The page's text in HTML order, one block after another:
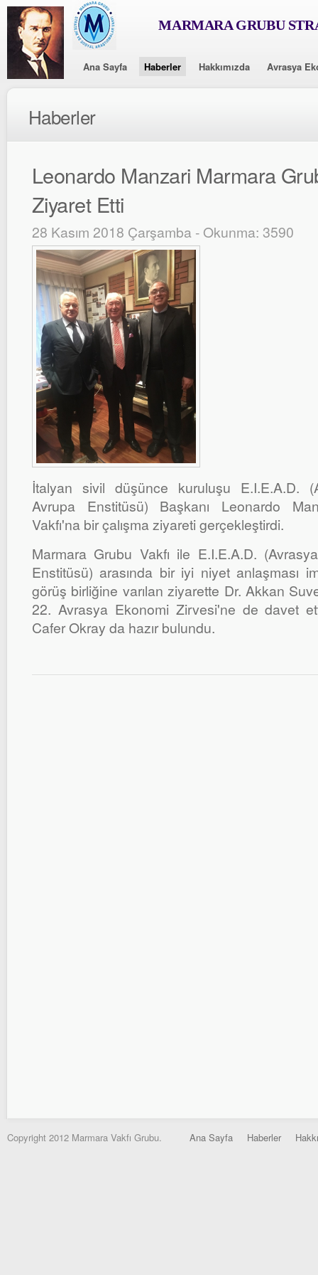
MARMARA GRUBU
Ana Sayfa Haberler Hakkımızda Avrasya
Haberler
Leonardo Manzari Marmara
Ziyaret Etti
28 Kasım 2018 Çarşamba - Okunma: 3590
İtalyan sivil düşünce kuruluşu E.I.E.A.D.
Avrupa Enstitüsü) Başkanı Leonardo
Vakfı'na bir çalışma ziyareti gerçekleştirdi.
Marmara Grubu Vakfı ile E.I.E.A.D.
Enstitüsü) arasında bir iyi niyet anlaşması
görüş birliğine varılan ziyarette Dr. Akkan
22. Avrasya Ekonomi Zirvesi'ne de davet
Cafer Okray da hazır bulundu.
Copyright 2012 Marmara Vakfı Grubu. Ana Sayfa Haberler